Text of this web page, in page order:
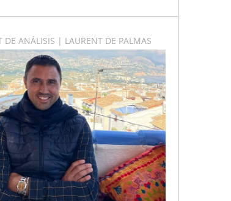
DE ANÁLISIS | LAURENT DE PALMAS